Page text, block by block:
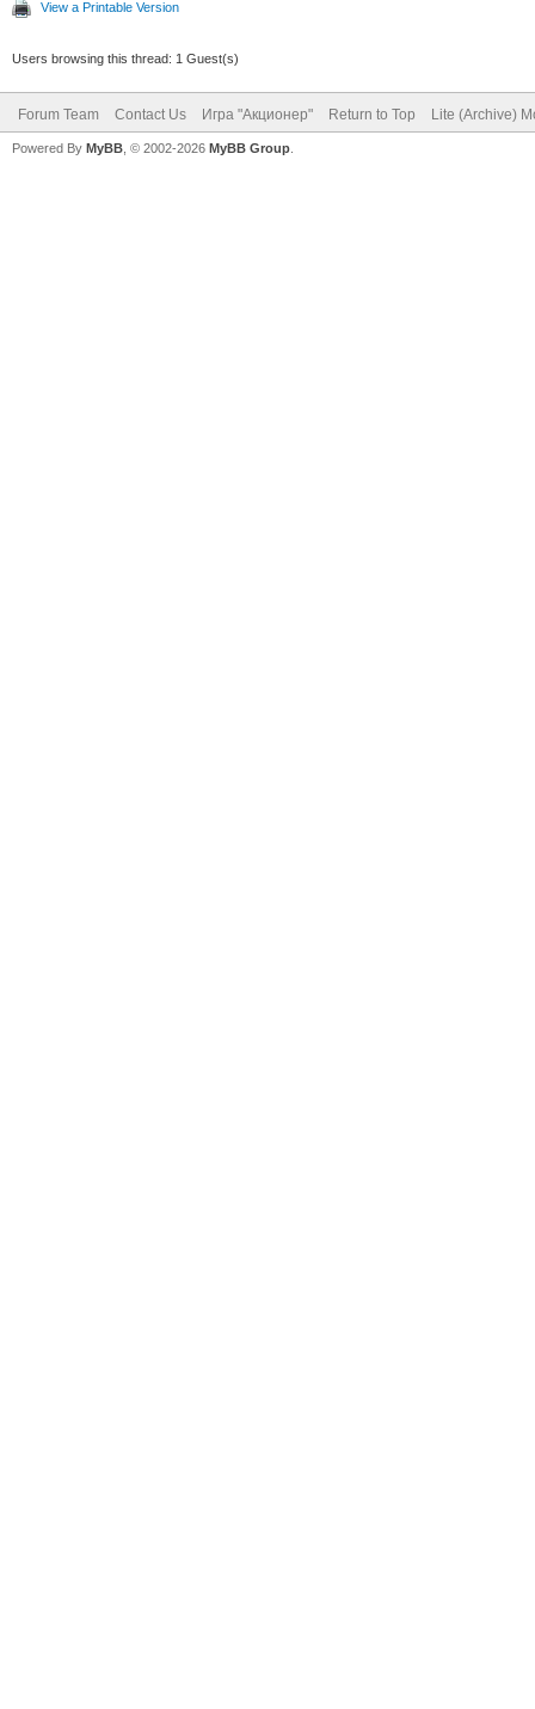
View a Printable Version
Users browsing this thread: 1 Guest(s)
Forum Team Contact Us Игра "Акционер" Return to Top Lite (Archive)
Powered By MyBB , © 2002-2026 MyBB Group